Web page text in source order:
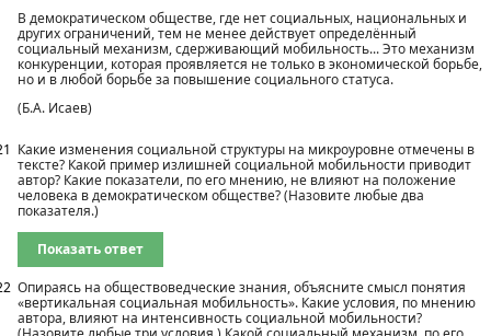
В демократическом обществе, где нет социальных, национальных и
других ограничений, тем не менее действует определённый
социальный механизм, сдерживающий мобильность... Это механизм
конкуренции, которая проявляется не только в экономической борьбе,
но и в любой борьбе за повышение социального статуса.
(Б.А. Исаев)
Какие изменения социальной структуры на микроуровне отмечены в
тексте? Какой пример излишней социальной мобильности приводит
автор? Какие показатели, по его мнению, не влияют на положение
человека в демократическом обществе? (Назовите любые два
показателя.)
Показать ответ
Опираясь на обществоведческие знания, объясните смысл понятия
«вертикальная социальная мобильность». Какие условия, по мнению
автора, влияют на интенсивность социальной мобильности?